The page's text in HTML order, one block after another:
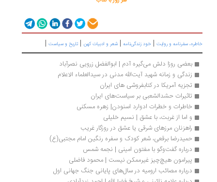
سفرنامه‌ و روایت|خود زندگی‌نامه|شعر و ادبیات کهن|تاریخ و سیاست |
بعضی روزا دلش می‌گیره آدم | ابوالفضل زرویی نصرآباد
زندگی و زمانه شهید آیت‌الله مدنی در سیدالعلماء الاعلام
تجزیه آمریکا در کتابفروشی های ایران
تاثیرات حشدالشعبی بر سیاست‌های ایران
خاطرات و خطرات ادوارد اسنودن| زهره مسکنی
و اما از غربت، با عشق | نسیم خلیلی
راهزنان مرزهای شرقی یا عشق در روزگار غریب
حمیدرضا برقعی، شعر کودک و سفره رنگین امام مجتبی(ع)
درباره گفت‌وگو با مفتون امینی | نجمه شمس
پیرامون هیچ‌چیز غیرممکن نیست | محمود فاضلی
درباره مصائب ارومیه در سال‌های پایانی جنگ جهانی اول